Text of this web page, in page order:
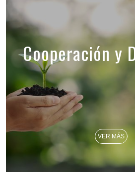
Cooperación y
VER MÁS